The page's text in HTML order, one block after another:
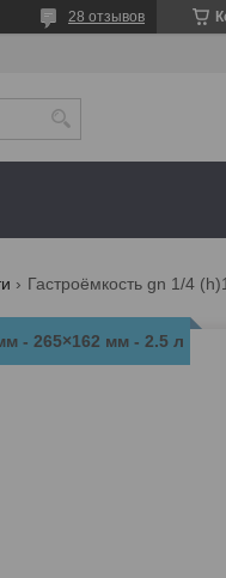
28 отзывов
Гастроёмкость gn 1/4
- 265×162 мм - 2.5 л